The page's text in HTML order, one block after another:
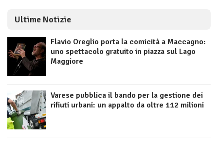
Ultime Notizie
Flavio Oreglio porta la comicità a Maccagno:
uno spettacolo gratuito in piazza sul Lago
Maggiore
Varese pubblica il bando per la gestione dei
rifiuti urbani: un appalto da oltre 112 milioni